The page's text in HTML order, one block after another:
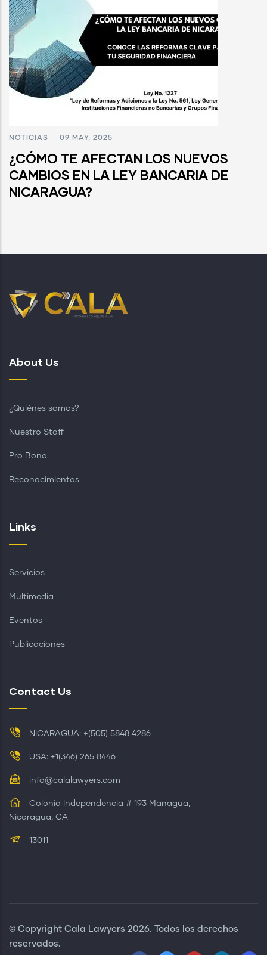
NOTICIAS - 09 MAY, 2025
¿CÓMO TE AFECTAN LOS NUEVOS
CAMBIOS EN LA LEY BANCARIA DE
NICARAGUA?
About Us
¿Quiénes somos?
Nuestro Staff
Pro Bono
Reconocimientos
Links
Servicios
Multimedia
Eventos
Publicaciones
Contact Us
NICARAGUA: +(505) 5848 4286
USA: +1(346) 265 8446
info@calalawyers.com
Colonia Independencia # 193 Managua,
Nicaragua, CA
13011
© Copyright Cala Lawyers 2026. Todos los derechos
reservados.